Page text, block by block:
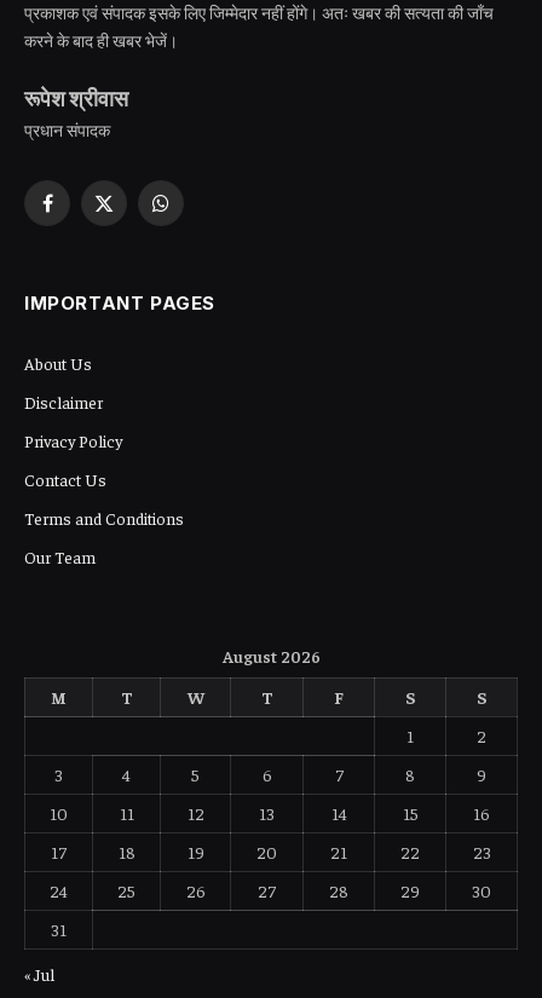
प्रकाशक एवं संपादक इसके लिए जिम्मेदार नहीं होंगे। अतः खबर की सत्यता की जाँच
करने के बाद ही खबर भेजें।
रूपेश श्रीवास
प्रधान संपादक
Facebook
X
WhatsApp
IMPORTANT PAGES
About Us
Disclaimer
Privacy Policy
Contact Us
Terms and Conditions
Our Team
August 2026
M
T W T F S
S
1
2
3
4 5 6 7 8
9
10
11 12 13 14 15
16
17
18 19 20 21 22
23
24
25 26 27 28 29
30
31
« Jul